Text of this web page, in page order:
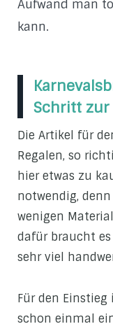
Aufwand man
kann.
Schritt zur
Die Artikel für
Regalen, so
hier etwas zu
notwendig,
wenigen
dafür braucht
sehr viel
Für den
schon einmal